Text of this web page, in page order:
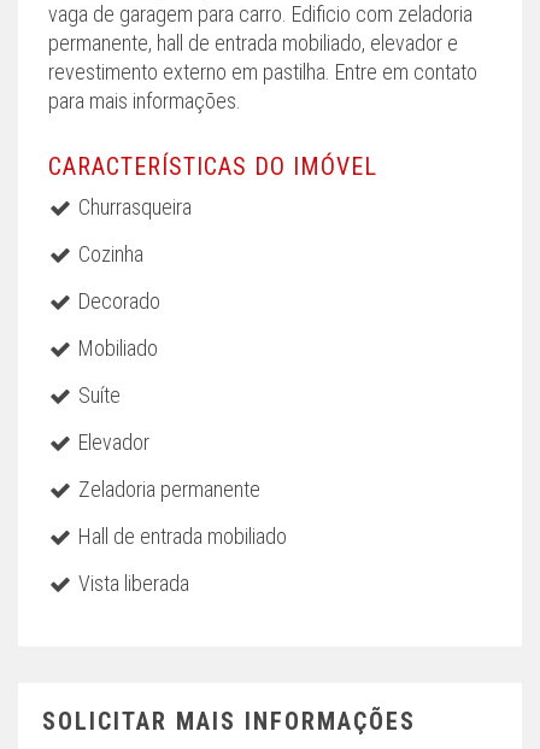
vaga de garagem para carro. Edificio com zeladoria
permanente, hall de entrada mobiliado, elevador e
revestimento externo em pastilha. Entre em contato
para mais informações.
CARACTERÍSTICAS DO IMÓVEL
Churrasqueira
Cozinha
Decorado
Mobiliado
Suíte
Elevador
Zeladoria permanente
Hall de entrada mobiliado
Vista liberada
SOLICITAR MAIS INFORMAÇÕES